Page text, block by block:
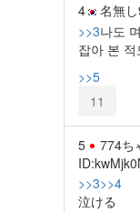
4 名無し
>>3나도
잡아 본
>>5
11
5 774ち
>>3>>4
泣ける